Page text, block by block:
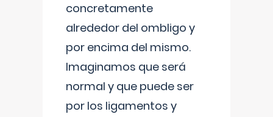
concretamente
alrededor del ombligo y
por encima del mismo.
Imaginamos que será
normal y que puede ser
por los ligamentos y